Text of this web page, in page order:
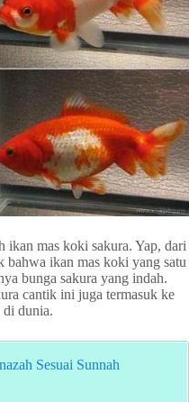
ikan mas koki sakura. Yap, dari
bahwa ikan mas koki yang satu
bunga sakura yang indah.
cantik ini juga termasuk ke
di dunia.
Sesuai Sunnah